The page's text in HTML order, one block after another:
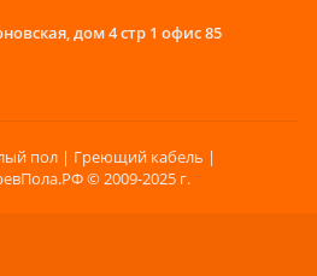
дом 4 стр 1 офис 85
пол | Греющий кабель |
© 2009-2025 г.